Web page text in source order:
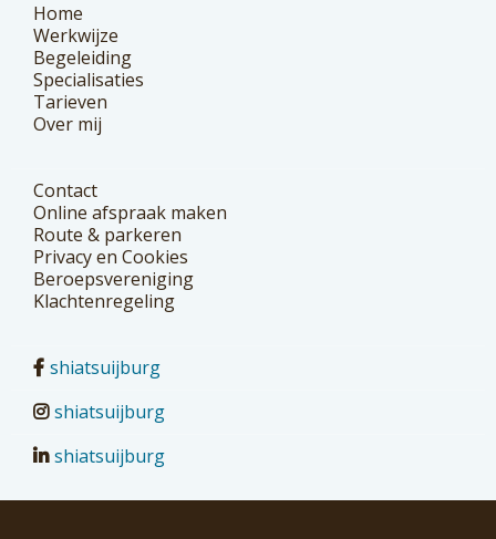
Home
Werkwijze
Begeleiding
Specialisaties
Tarieven
Over mij
Contact
Online afspraak maken
Route & parkeren
Privacy en Cookies
Beroepsvereniging
Klachtenregeling
shiatsuijburg
shiatsuijburg
shiatsuijburg